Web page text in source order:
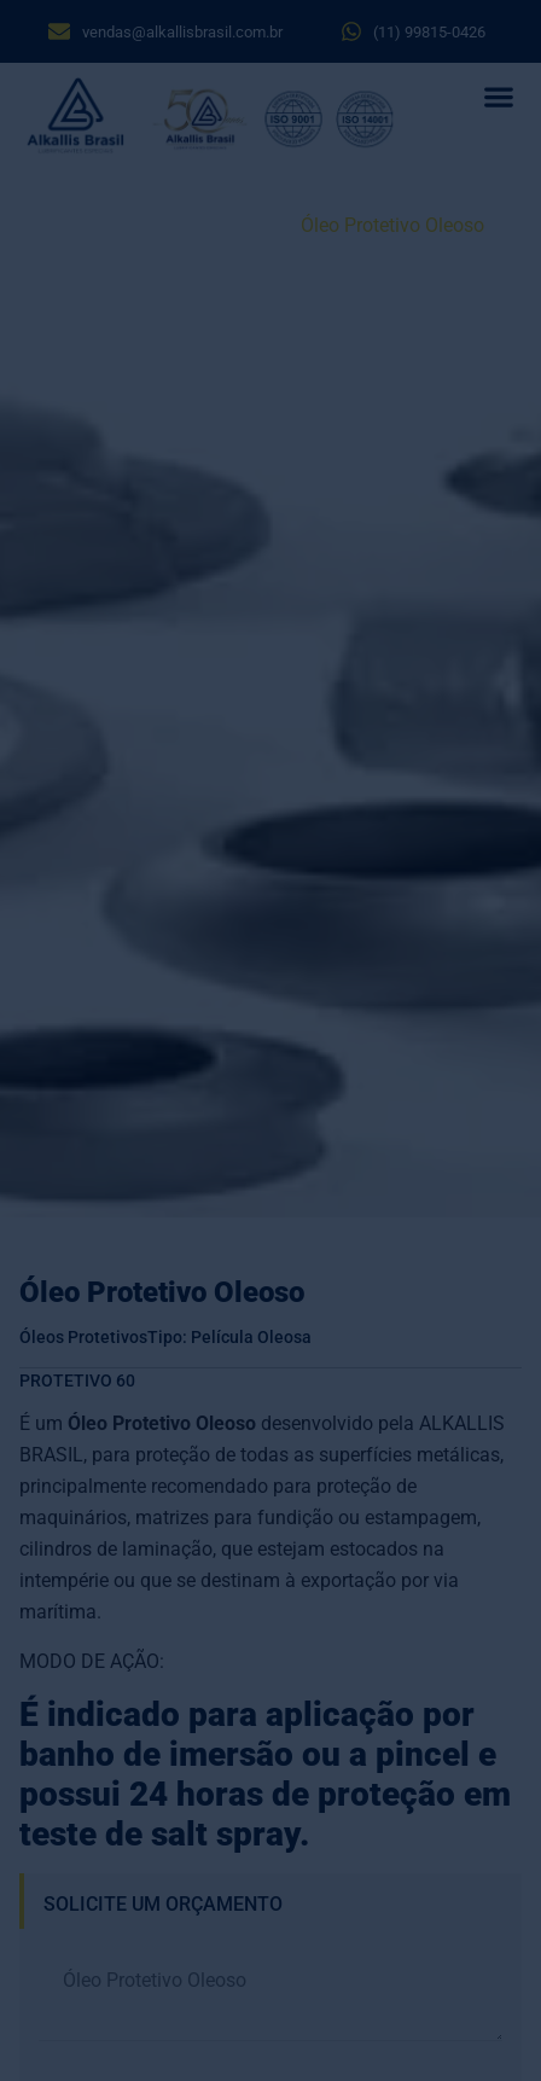
vendas@alkallisbrasil.com.br (11) 99815-0426
Óleo Protetivo Oleoso
Óleo Protetivo Oleoso
Óleos ProtetivosTipo: Película Oleosa
PROTETIVO 60
É um Óleo Protetivo Oleoso desenvolvido pela ALKALLIS
BRASIL, para proteção de todas as superfícies metálicas,
principalmente recomendado para proteção de
maquinários, matrizes para fundição ou estampagem,
cilindros de laminação, que estejam estocados na
intempérie ou que se destinam à exportação por via
marítima.
MODO DE AÇÃO:
É indicado para aplicação por
banho de imersão ou a pincel e
possui 24 horas de proteção em
teste de salt spray.
SOLICITE UM ORÇAMENTO